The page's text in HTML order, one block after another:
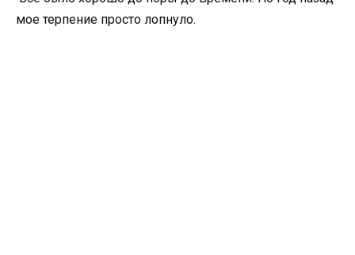
мое терпение просто лопнуло.